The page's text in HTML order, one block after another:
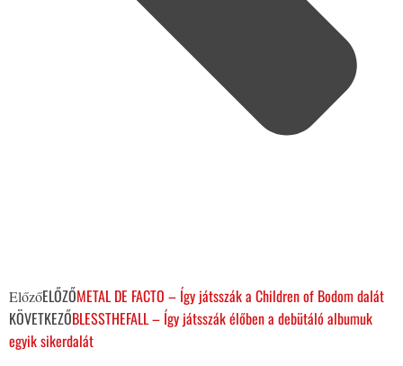
ElőzőELŐZŐMETAL DE FACTO – Így játsszák a Children of Bodom dalát
KÖVETKEZŐBLESSTHEFALL – Így játsszák élőben a debütáló albumuk
egyik sikerdalát